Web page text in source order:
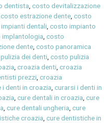
dentista ,costo devitalizzazione
,costo estrazione dente ,costo
dentali ,costo impianto
,costo
dente ,costo panoramica
dei denti ,costo pulizia
,croazia denti ,croazia
prezzi ,croazia
i denti in croazia ,curarsi i denti in
,cure dentali in croazia ,cure
,cure dentali ungheria ,cure
croazia ,cure dentistiche in